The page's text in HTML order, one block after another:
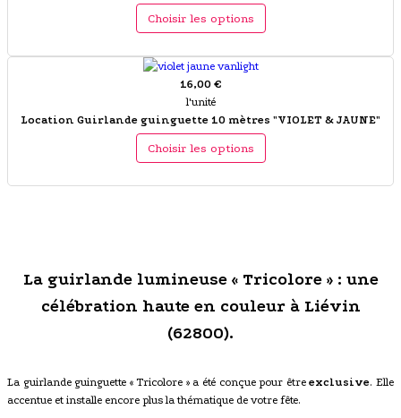
Choisir les options
16,00 €
l'unité
Location Guirlande guinguette 10 mètres "VIOLET & JAUNE"
Choisir les options
La guirlande lumineuse « Tricolore » : une
célébration haute en couleur à Liévin
(62800).
La guirlande guinguette « Tricolore » a été conçue pour êtreexclusive. Elle
accentue et installe encore plus la thématique de votre fête.